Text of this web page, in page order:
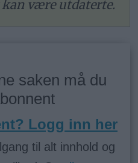
være utdaterte.
saken må du
Logg inn her
til alt innhold og